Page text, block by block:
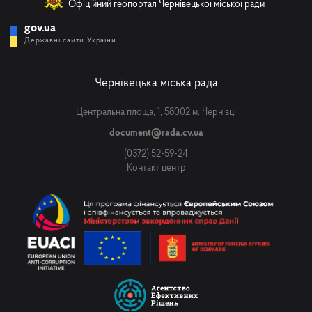
Надіслати
Телефон
Офіційний геопортал Чернівецької міської ради
gov.ua
Державні сайти України
Чернівецька міська рада
Центральна площа, 1, 58002 м. Чернівці
document@rada.cv.ua
(0372) 52-59-24
Контакт центр